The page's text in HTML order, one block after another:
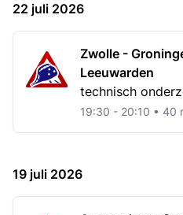
22 juli 2026
Zwolle -
Leeuwarden
technisch
19:30 - 20:10 • 40
19 juli 2026